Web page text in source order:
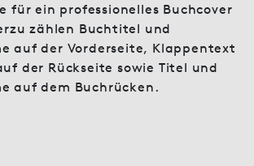
für ein professionelles Buchcover
zählen Buchtitel und
auf der Vorderseite, Klappentext
der Rückseite sowie Titel und
auf dem Buchrücken.